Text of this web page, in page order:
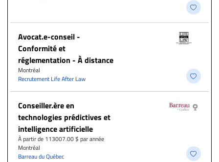
​Avocat.e-conseil -
Conformité et
réglementation - À distance
Montréal
Recrutement Life After Law
Conseiller.ère en
technologies prédictives et
intelligence artificielle
À partir de 113007.00 $ par année
Montréal
Barreau du Québec